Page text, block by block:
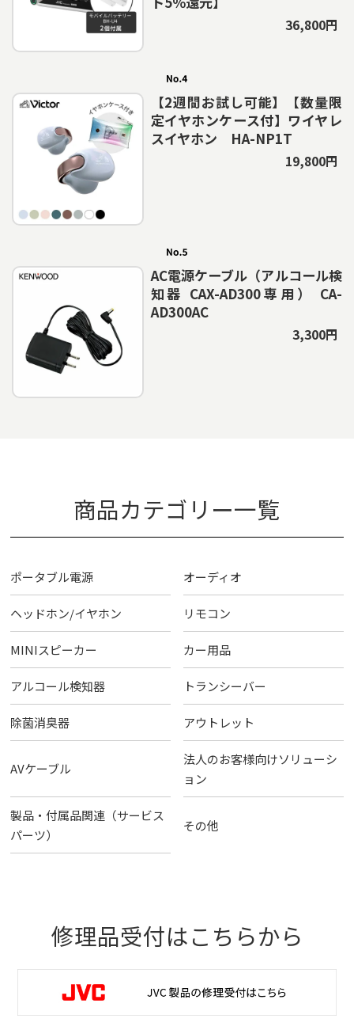
36,800円
【2週間お試し可能】【数量限
定イヤホンケース付】ワイヤレ
スイヤホン HA-NP1T
19,800円
AC電源ケーブル（アルコール検
知器 CAX-AD300専用） CA-
AD300AC
3,300円
商品カテゴリー一覧
ポータブル電源 オーディオ
ヘッドホン/イヤホン リモコン
MINIスピーカー カー用品
アルコール検知器 トランシーバー
除菌消臭器 アウトレット
AVケーブル
法人のお客様向けソリューシ
ョン
製品・付属品関連（サービス
パーツ）
その他
修理品受付はこちらから